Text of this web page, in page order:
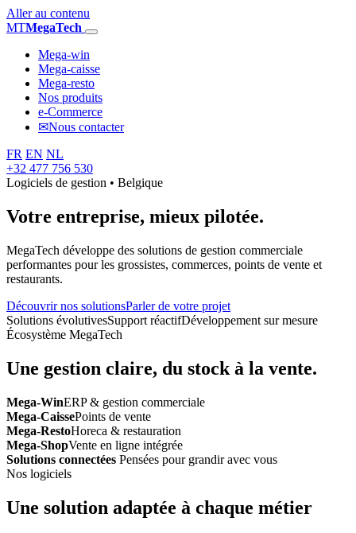
Aller au contenu
MTMegaTech
Mega-win
Mega-caisse
Mega-resto
Nos produits
e-Commerce
✉Nous contacter
FR EN NL
+32 477 756 530
Logiciels de gestion • Belgique
Votre entreprise, mieux pilotée.
MegaTech développe des solutions de gestion commerciale
performantes pour les grossistes, commerces, points de vente et
restaurants.
Découvrir nos solutionsParler de votre projet
Solutions évolutivesSupport réactifDéveloppement sur mesure
Écosystème MegaTech
Une gestion claire, du stock à la vente.
Mega-WinERP & gestion commerciale
Mega-CaissePoints de vente
Mega-RestoHoreca & restauration
Mega-ShopVente en ligne intégrée
Solutions connectées Pensées pour grandir avec vous
Nos logiciels
Une solution adaptée à chaque métier